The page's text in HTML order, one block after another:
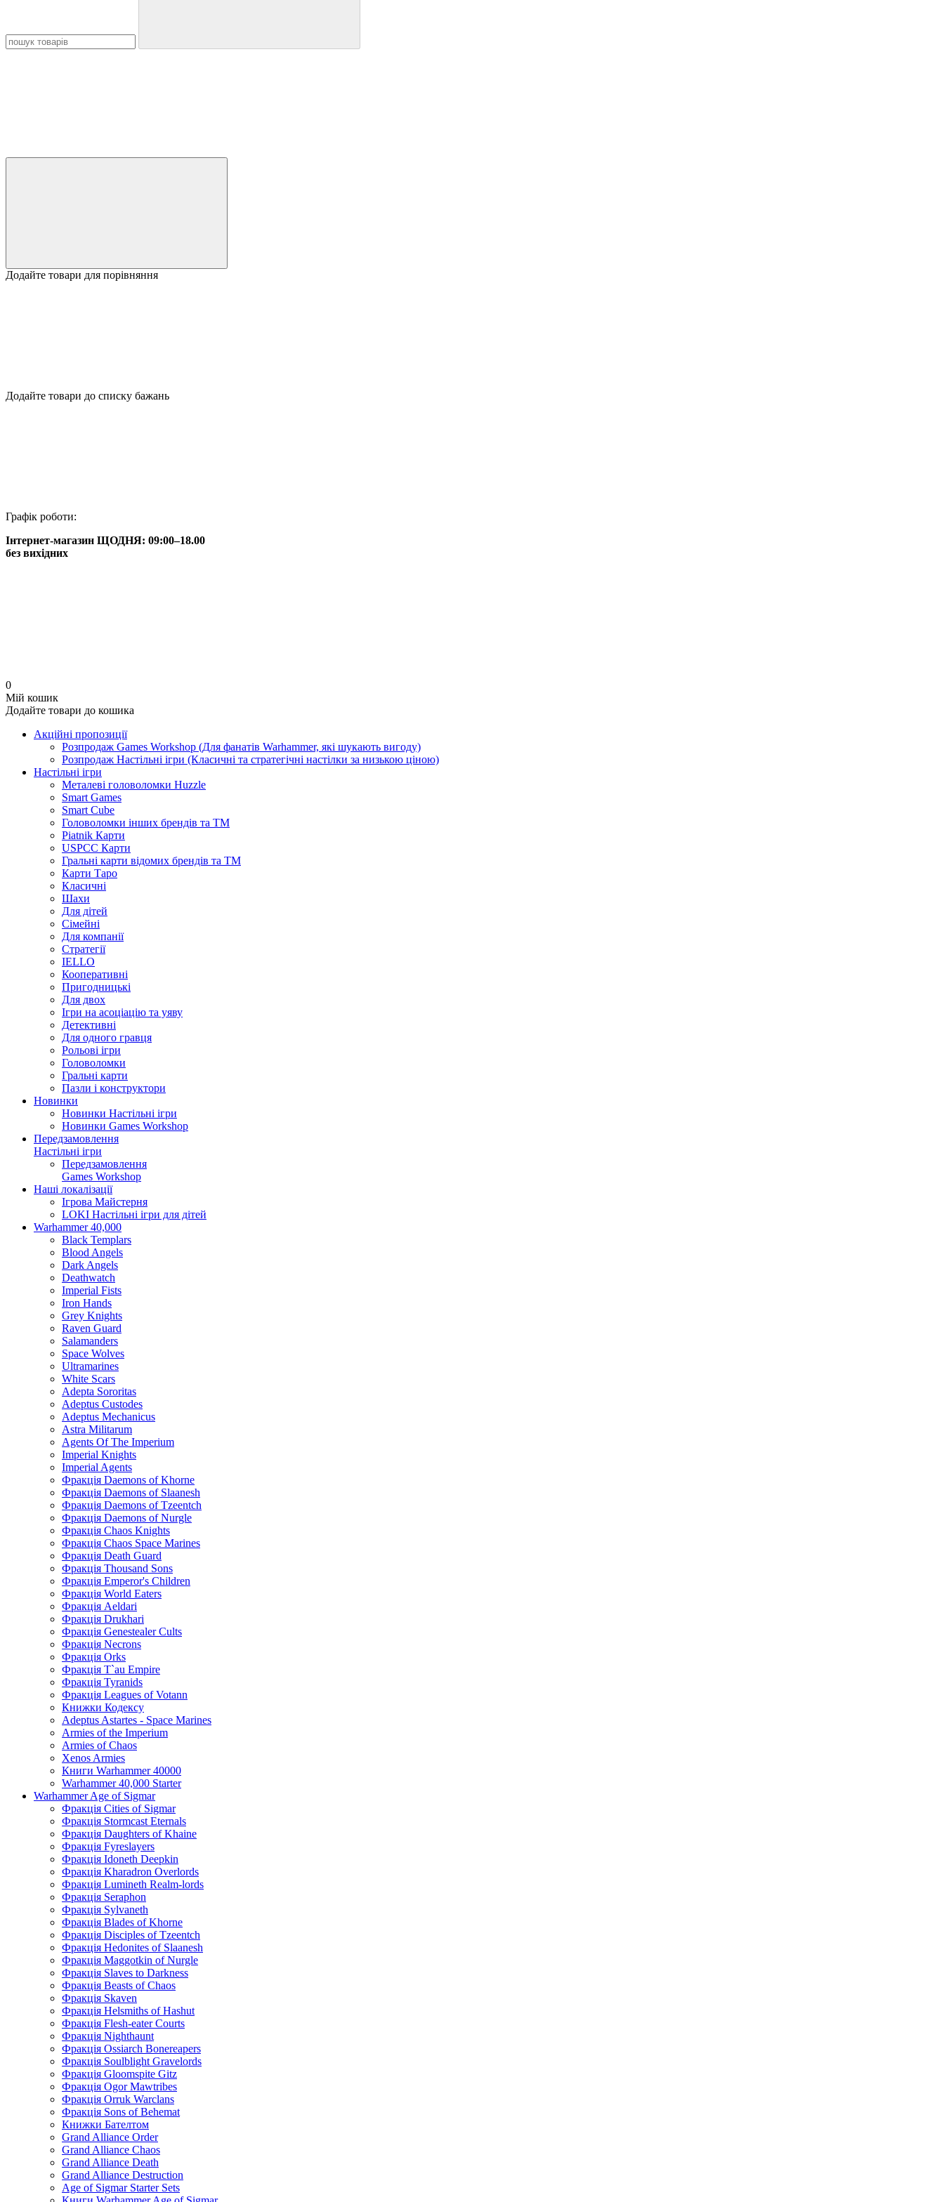
Додайте товари для порівняння
Додайте товари до списку бажань
Графік роботи:
Інтернет-магазин ЩОДНЯ: 09:00–18.00
без вихідних
0
Мій кошик
Додайте товари до кошика
Акційні пропозиції
Розпродаж Games Workshop (Для фанатів Warhammer, які шукають вигоду)
Розпродаж Настільні ігри (Класичні та стратегічні настілки за низькою ціною)
Настільні ігри
Металеві головоломки Huzzle
Smart Games
Smart Cube
Головоломки інших брендів та ТМ
Piatnik Карти
USPCC Карти
Гральні карти відомих брендів та ТМ
Карти Таро
Класичні
Шахи
Для дітей
Сімейні
Для компанії
Стратегії
IELLO
Кооперативні
Пригодницькі
Для двох
Ігри на асоціацію та уяву
Детективні
Для одного гравця
Рольові ігри
Головоломки
Гральні карти
Пазли і конструктори
Новинки
Новинки Настільні ігри
Новинки Games Workshop
Передзамовлення
Настільні ігри
Передзамовлення
Games Workshop
Наші локалізації
Ігрова Майстерня
LOKI Настільні ігри для дітей
Warhammer 40,000
Black Templars
Blood Angels
Dark Angels
Deathwatch
Imperial Fists
Iron Hands
Grey Knights
Raven Guard
Salamanders
Space Wolves
Ultramarines
White Scars
Adepta Sororitas
Adeptus Custodes
Adeptus Mechanicus
Astra Militarum
Agents Of The Imperium
Imperial Knights
Imperial Agents
Фракція Daemons of Khorne
Фракція Daemons of Slaanesh
Фракція Daemons of Tzeentch
Фракція Daemons of Nurgle
Фракція Chaos Knights
Фракція Chaos Space Marines
Фракція Death Guard
Фракція Thousand Sons
Фракція Emperor's Children
Фракція World Eaters
Фракція Aeldari
Фракція Drukhari
Фракція Genestealer Cults
Фракція Necrons
Фракція Orks
Фракція T`au Empire
Фракція Tyranids
Фракція Leagues of Votann
Книжки Кодексу
Adeptus Astartes - Space Marines
Armies of the Imperium
Armies of Chaos
Xenos Armies
Книги Warhammer 40000
Warhammer 40,000 Starter
Warhammer Age of Sigmar
Фракція Cities of Sigmar
Фракція Stormcast Eternals
Фракція Daughters of Khaine
Фракція Fyreslayers
Фракція Idoneth Deepkin
Фракція Kharadron Overlords
Фракція Lumineth Realm-lords
Фракція Seraphon
Фракція Sylvaneth
Фракція Blades of Khorne
Фракція Disciples of Tzeentch
Фракція Hedonites of Slaanesh
Фракція Maggotkin of Nurgle
Фракція Slaves to Darkness
Фракція Beasts of Chaos
Фракція Skaven
Фракція Helsmiths of Hashut
Фракція Flesh-eater Courts
Фракція Nighthaunt
Фракція Ossiarch Bonereapers
Фракція Soulblight Gravelords
Фракція Gloomspite Gitz
Фракція Ogor Mawtribes
Фракція Orruk Warclans
Фракція Sons of Behemat
Книжки Бателтом
Grand Alliance Order
Grand Alliance Chaos
Grand Alliance Death
Grand Alliance Destruction
Age of Sigmar Starter Sets